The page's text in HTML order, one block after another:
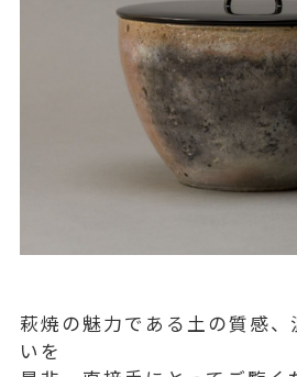
萩焼の魅力である土の質感
いを